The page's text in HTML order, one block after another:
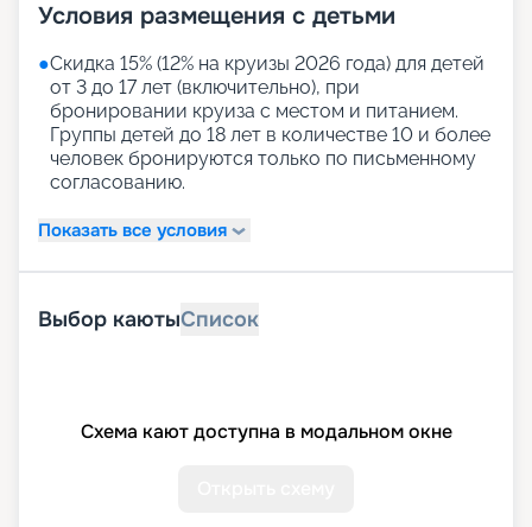
Условия размещения с детьми
●Скидка 15% (12% на круизы 2026 года) для детей
от 3 до 17 лет (включительно), при
бронировании круиза с местом и питанием.
Группы детей до 18 лет в количестве 10 и более
человек бронируются только по письменному
согласованию.
Показать все условия
Выбор каютыСписок
Схема кают доступна в модальном окне